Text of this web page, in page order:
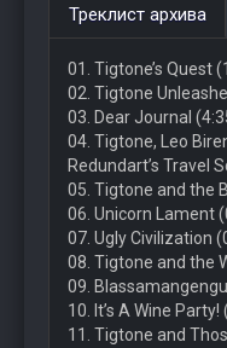
Треклист архива
01. Tigtone’s Quest
02. Tigtone
03. Dear Journal
04. Tigtone, Leo
Redundart’s Travel
05. Tigtone and the
06. Unicorn Lament
07. Ugly Civilization
08. Tigtone and the
09.
10. It’s A Wine Party!
11. Tigtone and